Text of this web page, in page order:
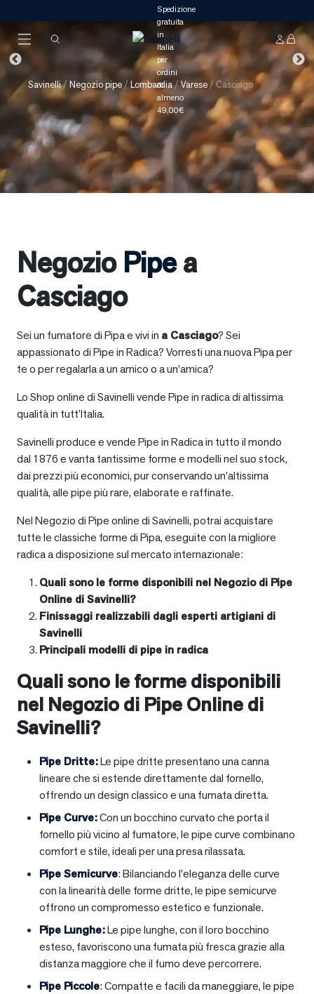
Savinelli/ Negozio pipe/Lombardia/Varese /Casciago
Negozio Pipea
Casciago
Sei un fumatore di Pipa e vivi in a Casciago? Sei
appassionato di Pipe in Radica? Vorresti una nuova Pipa per
te o per regalarla a un amico o a un’amica?
Lo Shop online di Savinelli vende Pipe in radica di altissima
qualità in tutt’Italia.
Savinelli produce e vende Pipe in Radica in tutto il mondo
dal 1876 e vanta tantissime forme e modelli nel suo stock,
dai prezzi più economici, pur conservando un’altissima
qualità, alle pipe più rare, elaborate e raffinate.
Nel Negozio di Pipe online di Savinelli, potrai acquistare
tutte le classiche forme di Pipa, eseguite con la migliore
radica a disposizione sul mercato internazionale:
Quali sono le forme disponibili nel Negozio di Pipe
Online di Savinelli?
Finissaggi realizzabili dagli esperti artigiani di
Savinelli
Principali modelli di pipe in radica
Quali sono le forme disponibili
nel Negozio di Pipe Online di
Savinelli?
Pipe Dritte:Le pipe dritte presentano una canna
lineare che si estende direttamente dal fornello,
offrendo un design classico e una fumata diretta.
Pipe Curve:Con un bocchino curvato che porta il
fornello più vicino al fumatore, le pipe curve combinano
comfort e stile, ideali per una presa rilassata.
Pipe Semicurve: Bilanciando l’eleganza delle curve
con la linearità delle forme dritte, le pipe semicurve
offrono un compromesso estetico e funzionale.
Pipe Lunghe:Le pipe lunghe, con il loro bocchino
esteso, favoriscono una fumata più fresca grazie alla
distanza maggiore che il fumo deve percorrere.
Pipe Piccole: Compatte e facili da maneggiare, le pipe